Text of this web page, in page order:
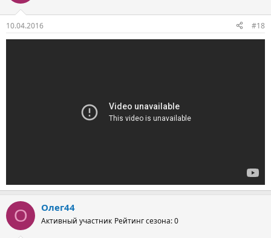
10.04.2016 #18
О Олег44
Активный участник Рейтинг сезона: 0